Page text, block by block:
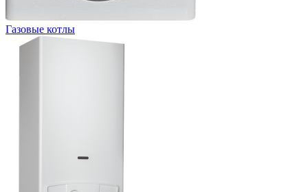
Газовые котлы